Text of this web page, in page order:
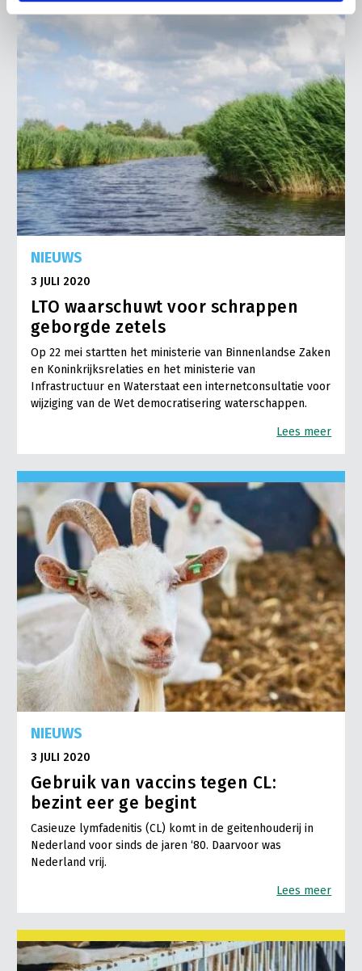
NIEUWS
3 JULI 2020
LTO waarschuwt voor schrappen
geborgde zetels
Op 22 mei startten het ministerie van Binnenlandse Zaken
en Koninkrijksrelaties en het ministerie van
Infrastructuur en Waterstaat een internetconsultatie voor
wijziging van de Wet democratisering waterschappen.
Lees meer
NIEUWS
3 JULI 2020
Gebruik van vaccins tegen CL:
bezint eer ge begint
Casieuze lymfadenitis (CL) komt in de geitenhouderij in
Nederland voor sinds de jaren ‘80. Daarvoor was
Nederland vrij.
Lees meer